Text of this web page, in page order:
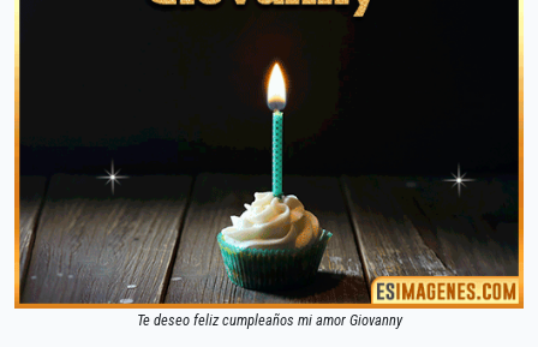
Te deseo feliz cumpleaños mi amor Giovanny